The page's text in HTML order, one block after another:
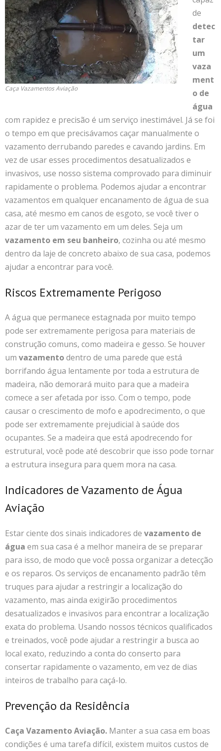
Caça Vazamentos Aviação
de
detec
tar
um
vaza
ment
o de
água
com rapidez e precisão é um serviço inestimável. Já se foi
o tempo em que precisávamos caçar manualmente o
vazamento derrubando paredes e cavando jardins. Em
vez de usar esses procedimentos desatualizados e
invasivos, use nosso sistema comprovado para diminuir
rapidamente o problema. Podemos ajudar a encontrar
vazamentos em qualquer encanamento de água de sua
casa, até mesmo em canos de esgoto, se você tiver o
azar de ter um vazamento em um deles. Seja um
vazamento em seu banheiro, cozinha ou até mesmo
dentro da laje de concreto abaixo de sua casa, podemos
ajudar a encontrar para você.
Riscos Extremamente Perigoso
A água que permanece estagnada por muito tempo
pode ser extremamente perigosa para materiais de
construção comuns, como madeira e gesso. Se houver
um vazamentodentro de uma parede que está
borrifando água lentamente por toda a estrutura de
madeira, não demorará muito para que a madeira
comece a ser afetada por isso. Com o tempo, pode
causar o crescimento de mofo e apodrecimento, o que
pode ser extremamente prejudicial à saúde dos
ocupantes. Se a madeira que está apodrecendo for
estrutural, você pode até descobrir que isso pode tornar
a estrutura insegura para quem mora na casa.
Indicadores de Vazamento de Água
Aviação
Estar ciente dos sinais indicadores de vazamento de
água em sua casa é a melhor maneira de se preparar
para isso, de modo que você possa organizar a detecção
e os reparos. Os serviços de encanamento padrão têm
truques para ajudar a restringir a localização do
vazamento, mas ainda exigirão procedimentos
desatualizados e invasivos para encontrar a localização
exata do problema. Usando nossos técnicos qualificados
e treinados, você pode ajudar a restringir a busca ao
local exato, reduzindo a conta do conserto para
consertar rapidamente o vazamento, em vez de dias
inteiros de trabalho para caçá-lo.
Prevenção da Residência
Caça Vazamento Aviação. Manter a sua casa em boas
condições é uma tarefa difícil, existem muitos custos de